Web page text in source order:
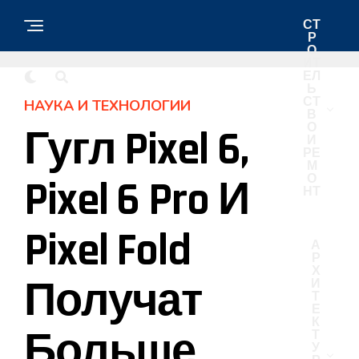
СТ
Р
О
НАУКА И ТЕХНОЛОГИИ
Гугл Pixel 6,
Pixel 6 Pro И
Pixel Fold
Получат